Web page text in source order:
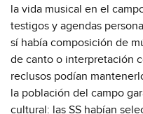
la vida musical en el
testigos y agendas
sí había composición de
de canto o interpretación
reclusos podían
la población del campo
cultural: las SS habían